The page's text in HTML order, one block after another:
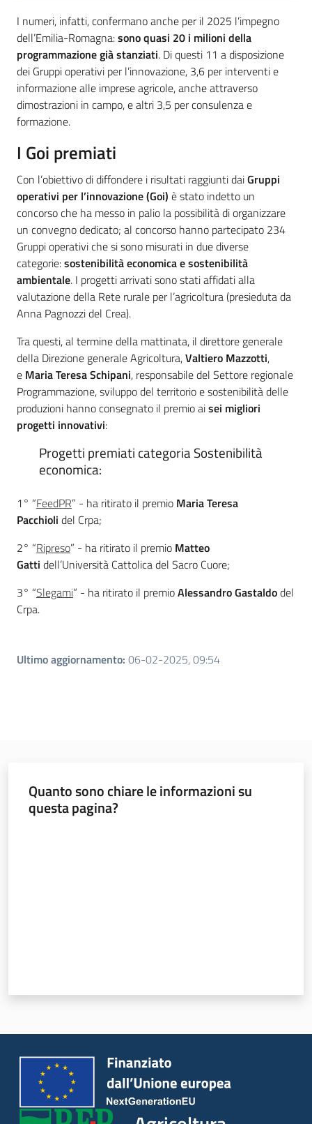
I numeri, infatti, confermano anche per il 2025 l’impegno
dell’Emilia-Romagna:sono quasi 20 i milioni della
programmazione già stanziati. Di questi 11 a disposizione
dei Gruppi operativi per l’innovazione, 3,6 per interventi e
informazione alle imprese agricole, anche attraverso
dimostrazioni in campo, e altri 3,5 per consulenza e
formazione.
I Goi premiati
Con l’obiettivo di diffondere i risultati raggiunti daiGruppi
operativi per l’innovazione (Goi) è stato indetto un
concorso che ha messo in palio la possibilità di organizzare
un convegno dedicato; al concorso hanno partecipato 234
Gruppi operativi che si sono misurati in due diverse
categorie:sostenibilità economica e sostenibilità
ambientale. I progetti arrivati sono stati affidati alla
valutazione della Rete rurale per l’agricoltura (presieduta da
Anna Pagnozzi del Crea).
Tra questi, al termine della mattinata, il direttore generale
della Direzione generale Agricoltura,Valtiero Mazzotti,
e Maria Teresa Schipani, responsabile del Settore regionale
Programmazione, sviluppo del territorio e sostenibilità delle
produzioni hanno consegnato il premio aisei migliori
progetti innovativi:
Progetti premiati categoria Sostenibilità
economica:
1° “FeedPR” - ha ritirato il premio Maria Teresa
Pacchioli del Crpa;
2° “Ripreso” - ha ritirato il premio Matteo
Gatti dell’Università Cattolica del Sacro Cuore;
3° “Slegami” - ha ritirato il premioAlessandro Gastaldodel
Crpa.
Ultimo aggiornamento: 06-02-2025, 09:54
Quanto sono chiare le informazioni su
questa pagina?